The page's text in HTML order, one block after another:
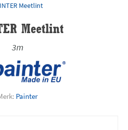
Meetlint
Meetlint
3m
Painter